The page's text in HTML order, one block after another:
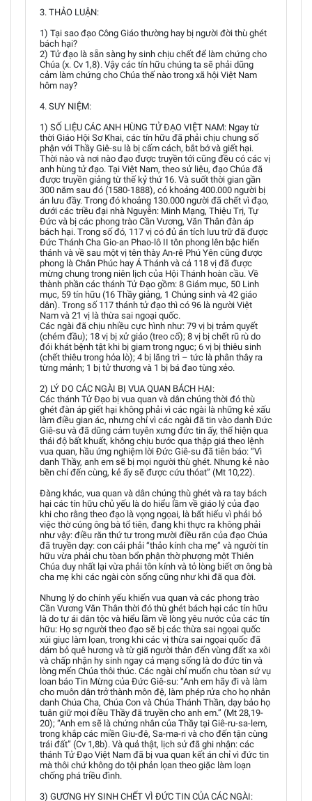
3. THẢO LUẬN:
1) Tại sao đạo Công Giáo thường hay bị người đời thù ghét
bách hại?
2) Tử đạo là sẵn sàng hy sinh chịu chết để làm chứng cho
Chúa (x. Cv 1,8). Vậy các tín hữu chúng ta sẽ phải dũng
cảm làm chứng cho Chúa thế nào trong xã hội Việt Nam
hôm nay?
4. SUY NIỆM:
1) SỐ LIỆU CÁC ANH HÙNG TỬ ĐẠO VIỆT NAM: Ngay từ
thời Giáo Hội Sơ Khai, các tín hữu đã phải chịu chung số
phận với Thầy Giê-su là bị cấm cách, bắt bớ và giết hại.
Thời nào và nơi nào đạo được truyền tới cũng đều có các vị
anh hùng tử đạo. Tại Việt Nam, theo sử liệu, đạo Chúa đã
được truyền giảng từ thế kỷ thứ 16. Và suốt thời gian gần
300 năm sau đó (1580-1888), có khoảng 400.000 người bị
án lưu đầy. Trong đó khoảng 130.000 người đã chết vì đạo,
dưới các triều đại nhà Nguyễn: Minh Mạng, Thiệu Trị, Tự
Đức và bị các phong trào Cần Vương, Văn Thân đàn áp
bách hại. Trong số đó, 117 vị có đủ án tích lưu trữ đã được
Đức Thánh Cha Gio-an Phao-lô II tôn phong lên bậc hiển
thánh và về sau một vị tên thày An-rê Phú Yên cũng được
phong là Chân Phúc hay Á Thánh và cả 118 vị đã được
mừng chung trong niên lịch của Hội Thánh hoàn cầu. Về
thành phần các thánh Tử Đạo gồm: 8 Giám mục, 50 Linh
mục, 59 tín hữu (16 Thầy giảng, 1 Chủng sinh và 42 giáo
dân). Trong số 117 thánh tử đạo thì có 96 là người Việt
Nam và 21 vị là thừa sai ngoại quốc.
Các ngài đã chịu nhiều cực hình như: 79 vị bị trảm quyết
(chém đầu); 18 vị bị xử giảo (treo cổ); 8 vị bị chết rũ rù do
đói khát bệnh tật khi bị giam trong ngục; 6 vị bị thiêu sinh
(chết thiêu trong hỏa lò); 4 bị lăng trì – tức là phân thây ra
từng mảnh; 1 bị tử thương và 1 bị bá đao tùng xẻo.
2) LÝ DO CÁC NGÀI BỊ VUA QUAN BÁCH HẠI:
Các thánh Tử Đạo bị vua quan và dân chúng thời đó thù
ghét đàn áp giết hại không phải vì các ngài là những kẻ xấu
làm điều gian ác, nhưng chỉ vì các ngài đã tin vào danh Đức
Giê-su và đã dũng cảm tuyên xưng đức tin ấy, thể hiện qua
thái độ bất khuất, không chịu bước qua thập giá theo lệnh
vua quan, hầu ứng nghiệm lời Đức Giê-su đã tiên báo: “Vì
danh Thầy, anh em sẽ bị mọi người thù ghét. Nhưng kẻ nào
bền chí đến cùng, kẻ ấy sẽ được cứu thóat” (Mt 10,22).
Đàng khác, vua quan và dân chúng thù ghét và ra tay bách
hại các tín hữu chủ yếu là do hiểu lầm về giáo lý của đạo
khi cho rằng theo đạo là vọng ngọai, là bất hiếu vì phải bỏ
việc thờ cúng ông bà tổ tiên, đang khi thực ra không phải
như vậy: điều răn thứ tư trong mười điều răn của đạo Chúa
đã truyền dạy: con cái phải “thảo kính cha mẹ” và người tín
hữu vừa phải chu tòan bổn phận thờ phượng một Thiên
Chúa duy nhất lại vừa phải tôn kính và tỏ lòng biết ơn ông bà
cha mẹ khi các ngài còn sống cũng như khi đã qua đời.
Nhưng lý do chính yếu khiến vua quan và các phong trào
Cần Vương Văn Thân thời đó thù ghét bách hại các tín hữu
là do tự ái dân tộc và hiểu lầm về lòng yêu nước của các tín
hữu: Họ sợ người theo đạo sẽ bị các thừa sai ngọai quốc
xúi giục làm lọan, trong khi các vị thừa sai ngọai quốc đã
dám bỏ quê hương và từ giã người thân đến vùng đất xa xôi
và chấp nhận hy sinh ngay cả mạng sống là do đức tin và
lòng mến Chúa thôi thúc. Các ngài chỉ muốn chu tòan sứ vụ
loan báo Tin Mừng của Đức Giê-su: “Anh em hãy đi và làm
cho muôn dân trở thành môn đệ, làm phép rửa cho họ nhân
danh Chúa Cha, Chúa Con và Chúa Thánh Thần, dạy bảo họ
tuân giữ mọi điều Thầy đã truyền cho anh em.” (Mt 28,19-
20); “Anh em sẽ là chứng nhân của Thầy tại Giê-ru-sa-lem,
trong khắp các miền Giu-đê, Sa-ma-ri và cho đến tận cùng
trái đất” (Cv 1,8b). Và quả thật, lịch sử đã ghi nhận: các
thánh Tử Đạo Việt Nam đã bị vua quan kết án chỉ vì đức tin
mà thôi chứ không do tội phản lọan theo giặc làm loạn
chống phá triều đình.
3) GƯƠNG HY SINH CHẾT VÌ ĐỨC TIN CỦA CÁC NGÀI: